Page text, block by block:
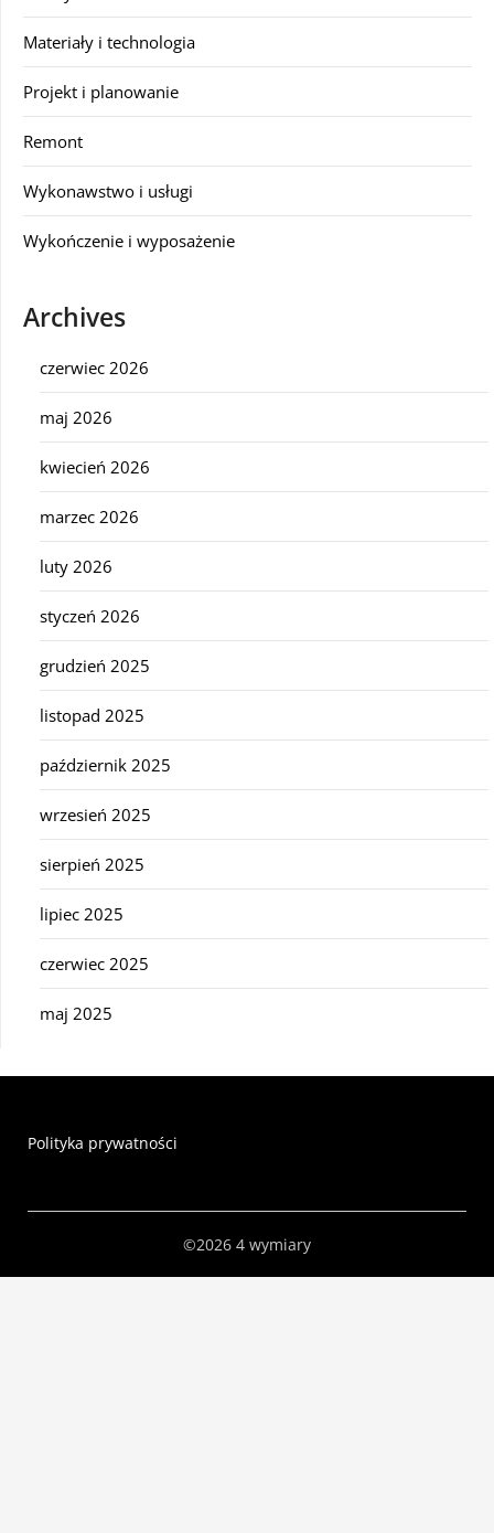
Materiały i technologia
Projekt i planowanie
Remont
Wykonawstwo i usługi
Wykończenie i wyposażenie
Archives
czerwiec 2026
maj 2026
kwiecień 2026
marzec 2026
luty 2026
styczeń 2026
grudzień 2025
listopad 2025
październik 2025
wrzesień 2025
sierpień 2025
lipiec 2025
czerwiec 2025
maj 2025
Polityka prywatności
©2026 4 wymiary